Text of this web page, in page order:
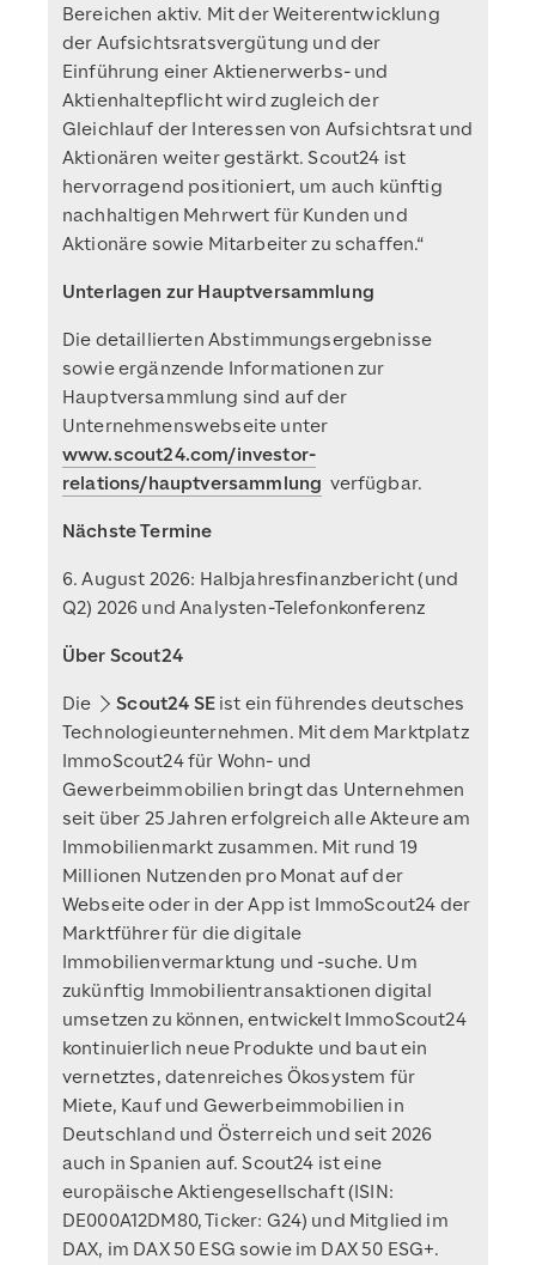
Bereichen aktiv. Mit der Weiterentwicklung
der Aufsichtsratsvergütung und der
Einführung einer Aktienerwerbs- und
Aktienhaltepflicht wird zugleich der
Gleichlauf der Interessen von Aufsichtsrat und
Aktionären weiter gestärkt. Scout24 ist
hervorragend positioniert, um auch künftig
nachhaltigen Mehrwert für Kunden und
Aktionäre sowie Mitarbeiter zu schaffen.“
Unterlagen zur Hauptversammlung
Die detaillierten Abstimmungsergebnisse
sowie ergänzende Informationen zur
Hauptversammlung sind auf der
Unternehmenswebseite unter
www.scout24.com/investor-
relations/hauptversammlung verfügbar.
Nächste Termine
6. August 2026: Halbjahresfinanzbericht (und
Q2) 2026 und Analysten-Telefonkonferenz
Über Scout24
Die
Scout24 SEist ein führendes deutsches
Technologieunternehmen. Mit dem Marktplatz
ImmoScout24 für Wohn- und
Gewerbeimmobilien bringt das Unternehmen
seit über 25 Jahren erfolgreich alle Akteure am
Immobilienmarkt zusammen. Mit rund 19
Millionen Nutzenden pro Monat auf der
Webseite oder in der App ist ImmoScout24 der
Marktführer für die digitale
Immobilienvermarktung und -suche. Um
zukünftig Immobilientransaktionen digital
umsetzen zu können, entwickelt ImmoScout24
kontinuierlich neue Produkte und baut ein
vernetztes, datenreiches Ökosystem für
Miete, Kauf und Gewerbeimmobilien in
Deutschland und Österreich und seit 2026
auch in Spanien auf. Scout24 ist eine
europäische Aktiengesellschaft (ISIN:
DE000A12DM80, Ticker: G24) und Mitglied im
DAX, im DAX 50 ESG sowie im DAX 50 ESG+.